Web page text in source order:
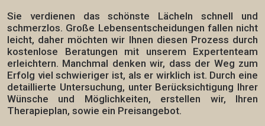
Sie verdienen das schönste Lächeln schnell und
schmerzlos. Große Lebensentscheidungen fallen nicht
leicht, daher möchten wir Ihnen diesen Prozess durch
kostenlose Beratungen mit unserem Expertenteam
erleichtern. Manchmal denken wir, dass der Weg zum
Erfolg viel schwieriger ist, als er wirklich ist. Durch eine
detaillierte Untersuchung, unter Berücksichtigung Ihrer
Wünsche und Möglichkeiten, erstellen wir, Ihren
Therapieplan, sowie ein Preisangebot.